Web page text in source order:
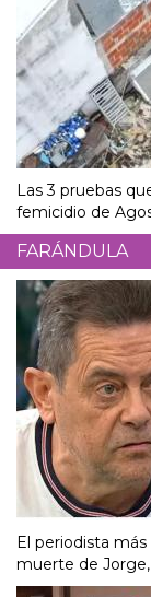
Las 3 pruebas
femicidio de
FARÁNDULA
El periodista
muerte de